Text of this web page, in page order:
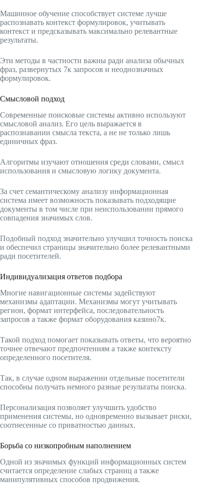
Машинное обучение способствует системе лучше
распознавать контекст формулировок, учитывать
контекст и предсказывать максимально релевантные
результаты.
Эти методы в частности важны ради анализа обычных
фраз, развернутых 7к запросов и неоднозначных
формулировок.
Смысловой подход
Современные поисковые системы активно используют
смысловой анализ. Его цель выражается в
распознавании смысла текста, а не не только лишь
единичных фраз.
Алгоритмы изучают отношения среди словами, смысл
использования и смысловую логику документа.
За счет семантическому анализу информационная
система имеет возможность показывать подходящие
документы в том числе при неиспользовании прямого
совпадения значимых слов.
Подобный подход значительно улучшил точность поиска
и обеспечил страницы значительно более релевантными
ради посетителей.
Индивидуализация ответов подбора
Многие навигационные системы задействуют
механизмы адаптации. Механизмы могут учитывать
регион, формат интерфейса, последовательность
запросов а также формат оборудования казино7к.
Такой подход помогает показывать ответы, что вероятно
точнее отвечают предпочтениям а также контексту
определенного посетителя.
Так, в случае одном выражении отдельные посетители
способны получать немного разные результаты поиска.
Персонализация позволяет улучшить удобство
применения системы, но одновременно вызывает риски,
соотнесенные со приватностью данных.
Борьба со низкопробным наполнением
Одной из значимых функций информационных систем
считается определение слабых страниц а также
манипулятивных способов продвижения.